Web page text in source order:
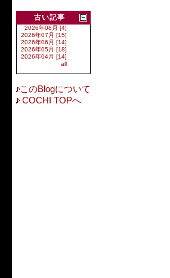
古い記事
2026年08月 [4]
2026年07月 [15]
2026年06月 [14]
2026年05月 [18]
2026年04月 [14]
all
このBlogについて
COCHI TOPへ